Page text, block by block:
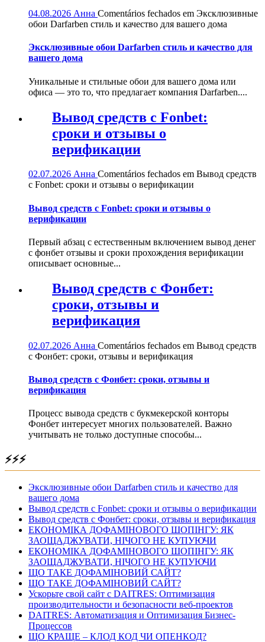
04.08.2026 Анна Comentários fechados em Эксклюзивные
обои Darfarben стиль и качество для вашего дома
Эксклюзивные обои Darfarben стиль и качество для
вашего дома
Уникальные и стильные обои для вашего дома или
офиса — это то, что предлагает компания Darfarben....
Вывод средств с Fonbet:
сроки и отзывы о
верификации
02.07.2026 Анна Comentários fechados em Вывод средств
с Fonbet: сроки и отзывы о верификации
Вывод средств с Fonbet: сроки и отзывы о
верификации
Первый абзац с естественным включением вывод денег
с фонбет отзывы и сроки прохождения верификации
описывает основные...
Вывод средств с Фонбет:
сроки, отзывы и
верификация
02.07.2026 Анна Comentários fechados em Вывод средств
с Фонбет: сроки, отзывы и верификация
Вывод средств с Фонбет: сроки, отзывы и
верификация
Процесс вывода средств с букмекерской конторы
Фонбет интересует многих пользователей. Важно
учитывать не только доступные способы...
⚡⚡⚡
Эксклюзивные обои Darfarben стиль и качество для
вашего дома
Вывод средств с Fonbet: сроки и отзывы о верификации
Вывод средств с Фонбет: сроки, отзывы и верификация
ЕКОНОМІКА ДОФАМІНОВОГО ШОПІНГУ: ЯК
ЗАОЩАДЖУВАТИ, НІЧОГО НЕ КУПУЮЧИ
ЕКОНОМІКА ДОФАМІНОВОГО ШОПІНГУ: ЯК
ЗАОЩАДЖУВАТИ, НІЧОГО НЕ КУПУЮЧИ
ЩО ТАКЕ ДОФАМІНОВИЙ САЙТ?
ЩО ТАКЕ ДОФАМІНОВИЙ САЙТ?
Ускорьте свой сайт с DAITRES: Оптимизация
производительности и безопасности веб-проектов
DAITRES: Автоматизация и Оптимизация Бизнес-
Процессов
ЩО КРАЩЕ – КЛОД КОД ЧИ ОПЕНКОД?